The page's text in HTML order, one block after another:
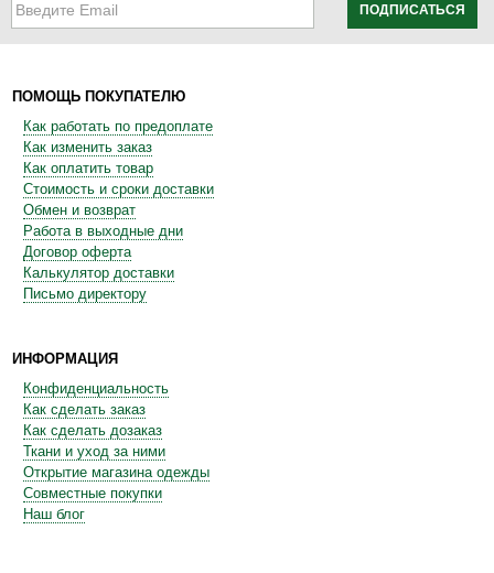
ПОДПИСАТЬСЯ
ПОМОЩЬ ПОКУПАТЕЛЮ
Как работать по предоплате
Как изменить заказ
Как оплатить товар
Стоимость и сроки доставки
Обмен и возврат
Работа в выходные дни
Договор оферта
Калькулятор доставки
Письмо директору
ИНФОРМАЦИЯ
Конфиденциальность
Как сделать заказ
Как сделать дозаказ
Ткани и уход за ними
Открытие магазина одежды
Совместные покупки
Наш блог